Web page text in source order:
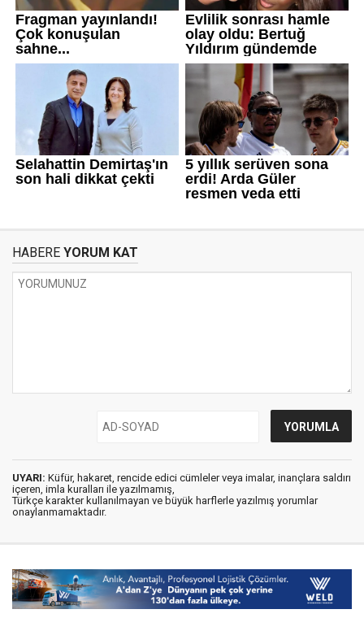
HABERE YORUM KAT
UYARI: Küfür, hakaret, rencide edici cümleler veya imalar, inançlara saldırı
içeren, imla kuralları ile yazılmamış,
Türkçe karakter kullanılmayan ve büyük harflerle yazılmış yorumlar
onaylanmamaktadır.